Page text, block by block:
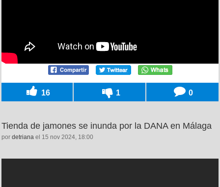
16 1 0
Tienda de jamones se inunda por la DANA en Málaga
por detriana el 15 nov 2024, 18:00